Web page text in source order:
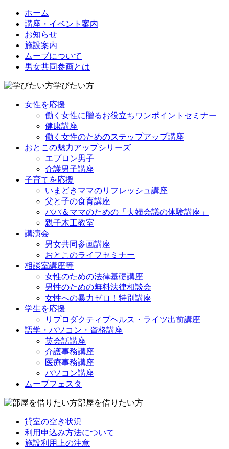
ホーム
講座・イベント案内
お知らせ
施設案内
ムーブについて
男女共同参画とは
学びたい方
女性を応援
働く女性に贈るお役立ちワンポイントセミナー
健康講座
働く女性のためのステップアップ講座
おとこの魅力アップシリーズ
エプロン男子
介護男子講座
子育てを応援
いまどきママのリフレッシュ講座
父と子の食育講座
パパ＆ママのための「夫婦会議の体験講座」
親子木工教室
講演会
男女共同参画講座
おとこのライフセミナー
相談室講座等
女性のための法律基礎講座
男性のための無料法律相談会
女性への暴力ゼロ！特別講座
学生を応援
リプロダクティブヘルス・ライツ出前講座
語学・パソコン・資格講座
英会話講座
介護事務講座
医療事務講座
パソコン講座
ムーブフェスタ
部屋を借りたい方
貸室の空き状況
利用申込み方法について
施設利用上の注意